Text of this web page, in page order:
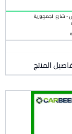
شارع الجمهورية
المنتج